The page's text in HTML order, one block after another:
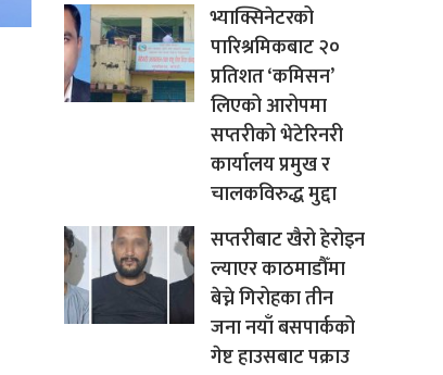
भ्याक्सिनेटरको
पारिश्रमिकबाट २०
प्रतिशत ‘कमिसन’
लिएको आरोपमा
सप्तरीको भेटेरिनरी
कार्यालय प्रमुख र
चालकविरुद्ध मुद्दा
सप्तरीबाट खैरो हेरोइन
ल्याएर काठमाडौँमा
बेच्ने गिरोहका तीन
जना नयाँ बसपार्कको
गेष्ट हाउसबाट पक्राउ